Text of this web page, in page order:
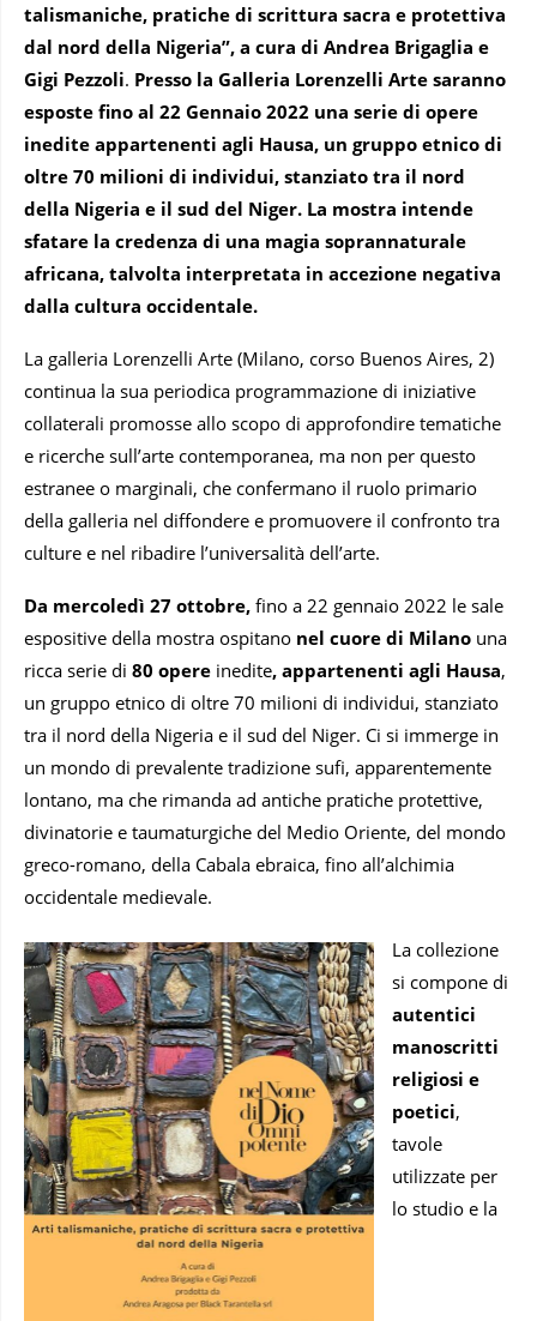
talismaniche, pratiche di scrittura sacra e protettiva
dal nord della Nigeria”, a cura di Andrea Brigaglia e
Gigi Pezzoli. Presso la Galleria Lorenzelli Arte saranno
esposte fino al 22 Gennaio 2022 una serie di opere
inedite appartenenti agli Hausa, un gruppo etnico di
oltre 70 milioni di individui, stanziato tra il nord
della Nigeria e il sud del Niger. La mostra intende
sfatare la credenza di una magia soprannaturale
africana, talvolta interpretata in accezione negativa
dalla cultura occidentale.
La galleria Lorenzelli Arte (Milano, corso Buenos Aires, 2)
continua la sua periodica programmazione di iniziative
collaterali promosse allo scopo di approfondire tematiche
e ricerche sull’arte contemporanea, ma non per questo
estranee o marginali, che confermano il ruolo primario
della galleria nel diffondere e promuovere il confronto tra
culture e nel ribadire l’universalità dell’arte.
Da mercoledì 27 ottobre, fino a 22 gennaio 2022 le sale
espositive della mostra ospitano nel cuore di Milano una
ricca serie di 80 opere inedite, appartenenti agli Hausa,
un gruppo etnico di oltre 70 milioni di individui, stanziato
tra il nord della Nigeria e il sud del Niger. Ci si immerge in
un mondo di prevalente tradizione sufi, apparentemente
lontano, ma che rimanda ad antiche pratiche protettive,
divinatorie e taumaturgiche del Medio Oriente, del mondo
greco-romano, della Cabala ebraica, fino all’alchimia
occidentale medievale.
La collezione
si compone di
autentici
manoscritti
religiosi e
poetici,
tavole
utilizzate per
lo studio e la